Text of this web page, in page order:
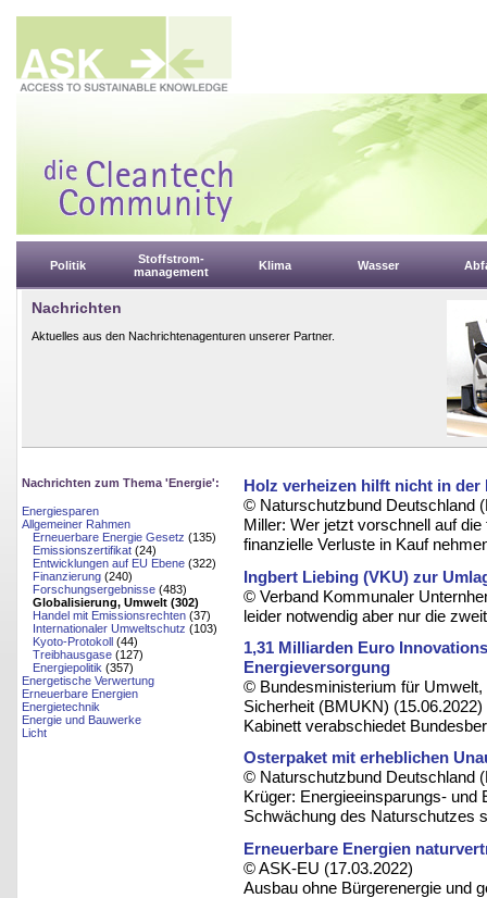
Politik
Stoffstrom-
management
Klima Wasser
Nachrichten
Aktuelles aus den Nachrichtenagenturen unserer Partner.
Nachrichten zum Thema 'Energie':
Energiesparen
Allgemeiner Rahmen
Erneuerbare Energie Gesetz (135)
Emissionszertifikat (24)
Entwicklungen auf EU Ebene (322)
Finanzierung (240)
Forschungsergebnisse (483)
Globalisierung, Umwelt (302)
Handel mit Emissionsrechten (37)
Internationaler Umweltschutz (103)
Kyoto-Protokoll (44)
Treibhausgase (127)
Energiepolitik (357)
Energetische Verwertung
Erneuerbare Energien
Energietechnik
Energie und Bauwerke
Licht
Holz verheizen hilft nicht in der
© Naturschutzbund Deutschland
Miller: Wer jetzt vorschnell auf
finanzielle Verluste in Kauf
Ingbert Liebing (VKU) zur
© Verband Kommunaler
leider notwendig aber nur die
1,31 Milliarden Euro
Energieversorgung
© Bundesministerium für
Sicherheit (BMUKN) (15.06.2022)
Kabinett verabschiedet
Osterpaket mit erheblichen
© Naturschutzbund Deutschland
Krüger: Energieeinsparungs- und
Schwächung des Naturschutzes
Erneuerbare Energien
© ASK-EU (17.03.2022)
Ausbau ohne Bürgerenergie und